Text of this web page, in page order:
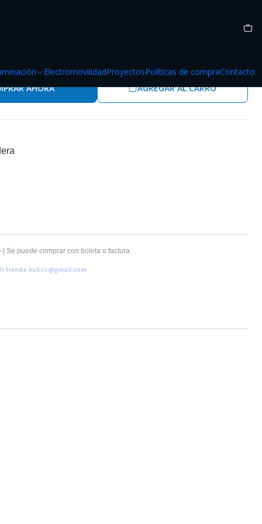
ElectromovilidadProyectosPolíticas de compraContacto
AGREGAR AL CARRO
AHORA
Se puede comprar con boleta o factura.
tienda.kubus@gmail.com